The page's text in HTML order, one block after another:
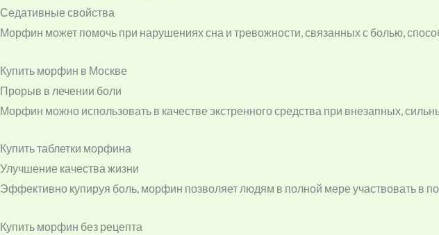
Седативные свойства
Морфин может помочь при нарушениях сна и тревожности, связанных с болью,
Купить морфин в Москве
Прорыв в лечении боли
Морфин можно использовать в качестве экстренного средства при внезапных,
Купить таблетки морфина
Улучшение качества жизни
Эффективно купируя боль, морфин позволяет людям в полной мере участвовать в
Купить морфин без рецепта